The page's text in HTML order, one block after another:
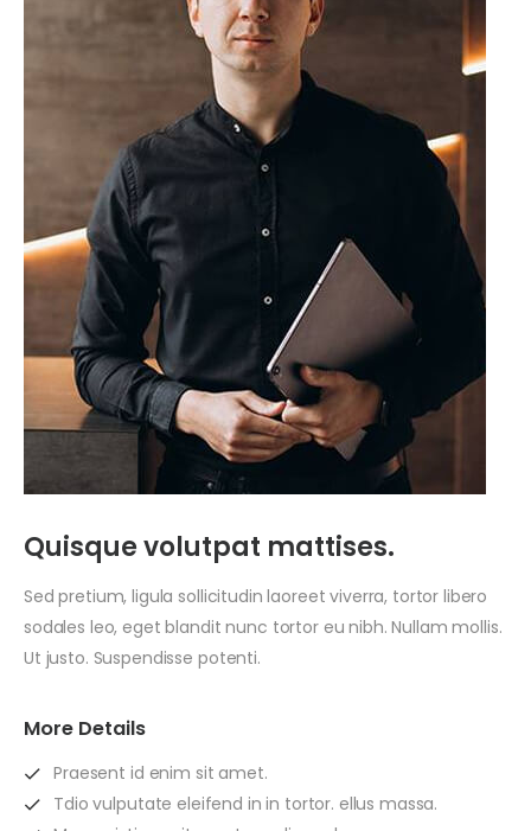
Quisque volutpat mattises.
Sed pretium, ligula sollicitudin laoreet viverra, tortor libero
sodales leo, eget blandit nunc tortor eu nibh. Nullam mollis.
Ut justo. Suspendisse potenti.
More Details
Praesent id enim sit amet.
Tdio vulputate eleifend in in tortor. ellus massa.